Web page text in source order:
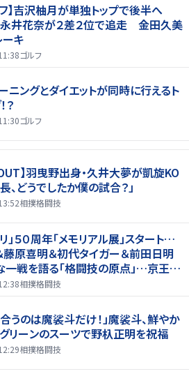
】吉沢柚月が単独トップで後半へ
永井花奈が２差２位で追走 金田久美
キ
ゴルフ
ニングとダイエットが同時に行えるト
？
ゴルフ
】羽曳野出身・久井大夢が凱旋KO
、どうでしたか僕の試合？」
相撲格闘技
」５０周年「メモリアル展」スタート…
原喜明＆初代タイガー＆前田日明
戦を語る「格闘技の原点」…京王プ
３１日まで
相撲格闘技
うのは魔裟斗だけ！」魔裟斗、鮮やか
リーンのスーツで野杁正明を祝福
相撲格闘技